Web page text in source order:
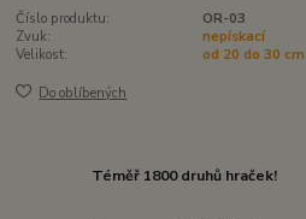
Číslo produktu:
OR-03
Zvuk:
nepískací
Velikost:
od 20 do 30 cm
Do oblíbených
Téměř 1800 druhů hraček!